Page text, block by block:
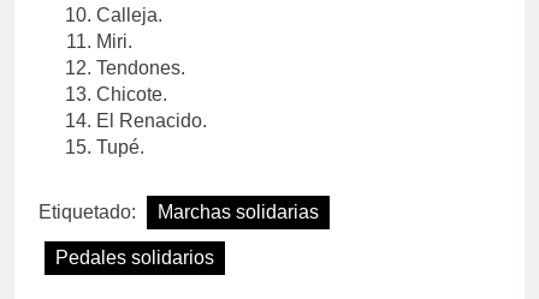
Calleja.
Miri.
Tendones.
Chicote.
El Renacido.
Tupé.
Etiquetado: Marchas solidarias
Pedales solidarios